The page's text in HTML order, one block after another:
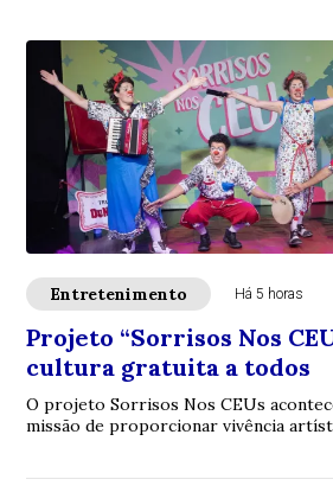
Entretenimento Há 5 horas
Projeto “Sorrisos Nos
cultura gratuita a todos
O projeto Sorrisos Nos CEUs
missão de proporcionar vivência